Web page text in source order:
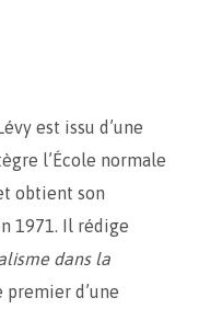
est issu d’une
l’École normale
obtient son
1971. Il rédige
dans la
d’une